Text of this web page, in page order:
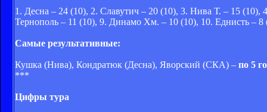
1. Десна – 24 (10), 2. Славутич – 20 (10), 3. Нива Т. – 15
Тернополь – 11 (10), 9. Динамо Хм. – 10 (10), 10. Еднисть – 8
Самые результативные:
Кушка (Нива), Кондратюк (Десна), Яворский (СКА) – по 5
***
Цифры тура